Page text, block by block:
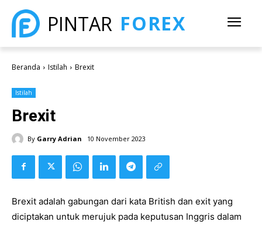
PINTAR FOREX
Beranda Istilah Brexit
Istilah
Brexit
By Garry Adrian 10 November 2023
Brexit adalah gabungan dari kata British dan exit yang
diciptakan untuk merujuk pada keputusan Inggris dalam